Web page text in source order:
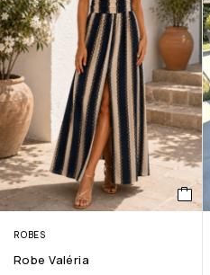
ROBES
Robe Valéria